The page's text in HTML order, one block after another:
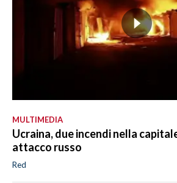
MULTIMEDIA
Ucraina, due incendi nella
attacco russo
Red